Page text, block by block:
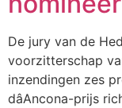
De jury van de
voorzitterschap
inzendingen zes
dâAncona-prijs